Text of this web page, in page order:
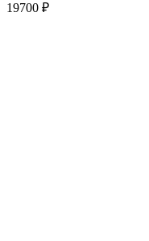
19700 ₽